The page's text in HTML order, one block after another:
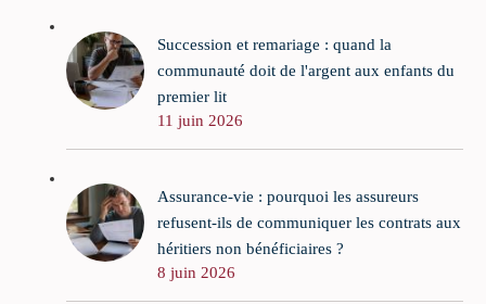
Succession et remariage : quand la
communauté doit de l'argent aux enfants du
premier lit
11 juin 2026
Assurance-vie : pourquoi les assureurs
refusent-ils de communiquer les contrats aux
héritiers non bénéficiaires ?
8 juin 2026